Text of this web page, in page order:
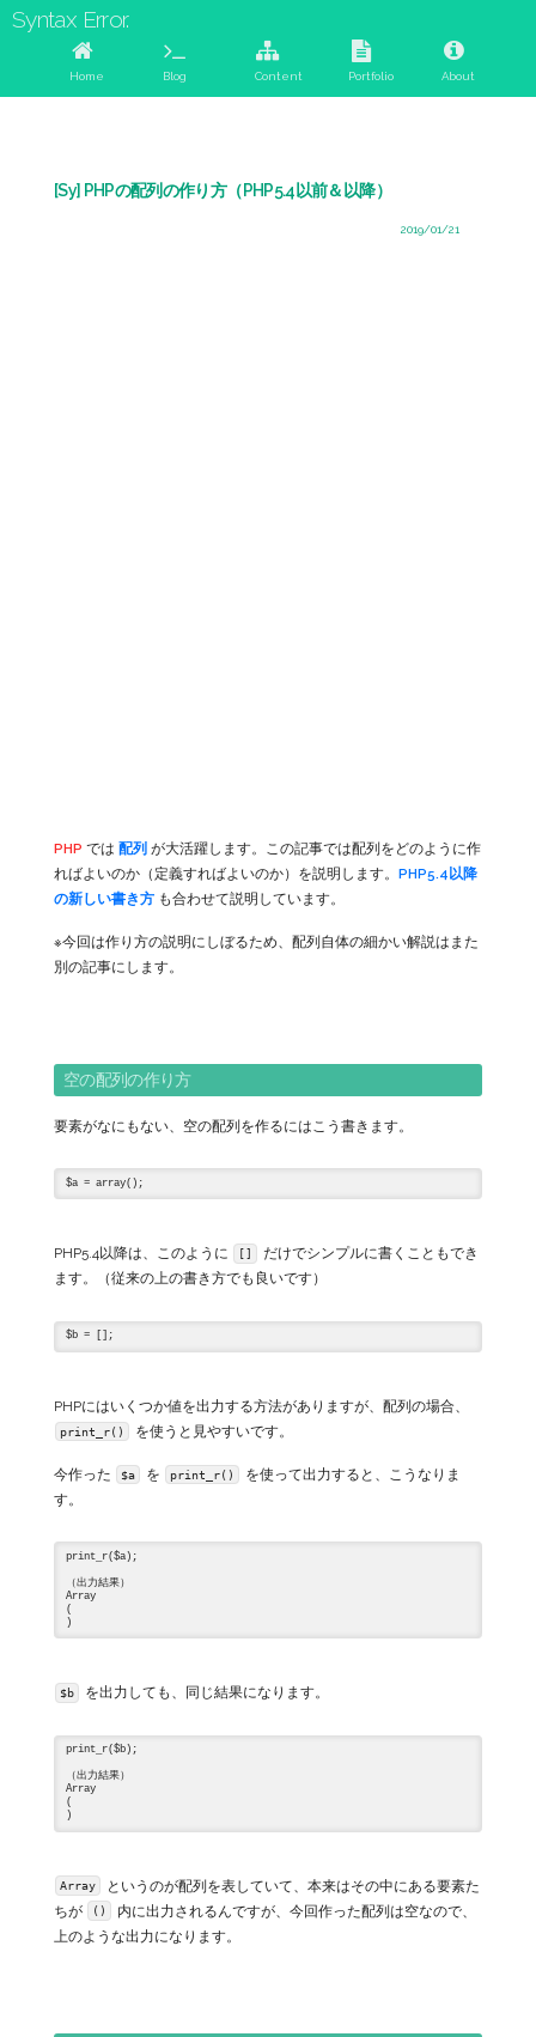
Syntax Error.
Home Blog Content Portfolio About
[Sy] PHPの配列の作り方（PHP5.4以前＆以降）
2019/01/21
PHP では 配列 が大活躍します。この記事では配列をどのように作
ればよいのか（定義すればよいのか）を説明します。 PHP5.4以降
の新しい書き方も合わせて説明しています。
※今回は作り方の説明にしぼるため、配列自体の細かい解説はまた
別の記事にします。
空の配列の作り方
要素がなにもない、空の配列を作るにはこう書きます。
PHP5.4以降は、このように []
だけでシンプルに書くこともでき
ます。（従来の上の書き方でも良いです）
PHPにはいくつか値を出力する方法がありますが、配列の場合、
print_r() を使うと見やすいです。
今作った $a を print_r()
を使って出力すると、こうなりま
す。
print_r($a);
（出力結果）
Array
(
$b を出力しても、同じ結果になります。
print_r($b);
（出力結果）
Array
(
Array
というのが配列を表していて、本来はその中にある要素た
ちが
()
内に出力されるんですが、今回作った配列は空なので、
上のような出力になります。